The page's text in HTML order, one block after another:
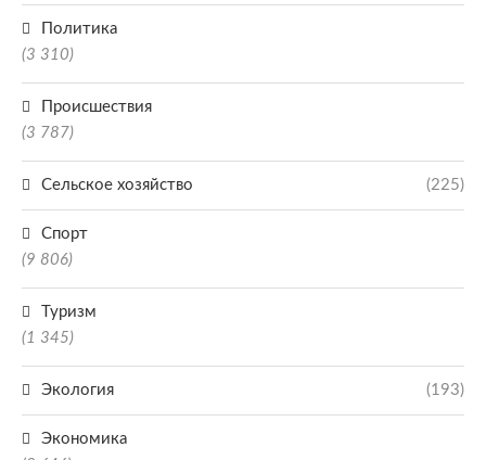
Политика
(3 310)
Происшествия
(3 787)
Сельское хозяйство (225)
Спорт
(9 806)
Туризм
(1 345)
Экология (193)
Экономика